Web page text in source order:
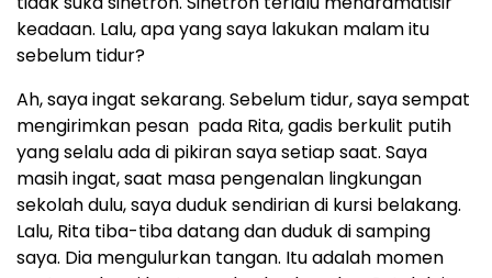
keadaan. Lalu, apa yang saya lakukan malam itu
sebelum tidur?
Ah, saya ingat sekarang. Sebelum tidur, saya sempat
mengirimkan pesan pada Rita, gadis berkulit putih
yang selalu ada di pikiran saya setiap saat. Saya
masih ingat, saat masa pengenalan lingkungan
sekolah dulu, saya duduk sendirian di kursi belakang.
Lalu, Rita tiba-tiba datang dan duduk di samping
saya. Dia mengulurkan tangan. Itu adalah momen